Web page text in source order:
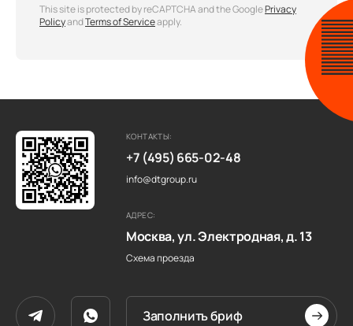
This site is protected by reCAPTCHA and the GooglePrivacy
PolicyandTerms of Serviceapply.
КОНТАКТЫ:
+7 (495) 665-02-48
info@dtgroup.ru
АДРЕС:
Москва, ул. Электродная, д. 13
Схема проезда
Заполнить бриф